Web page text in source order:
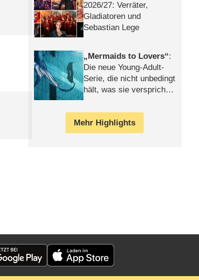
2026/​27: Verräter,
Gladiatoren und
Sebastian Lege
Mermaids to Lovers :
Die neue Young-Adult-
Serie, die nicht unbedingt
hält, was sie verspricht –
Mehr Highlights